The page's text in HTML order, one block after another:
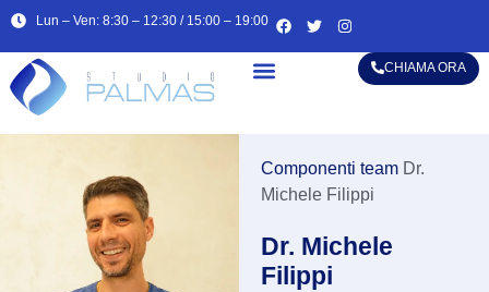
Lun – Ven: 8:30 – 12:30 / 15:00 – 19:00
CHIAMA ORA
Componenti team Dr.
Michele Filippi
Dr. Michele
Filippi